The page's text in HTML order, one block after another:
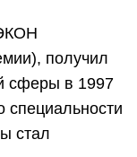
получил
сферы в 1997
специальности
стал